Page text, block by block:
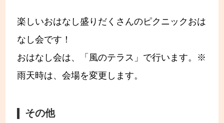
楽しいおはなし盛りだくさんのピクニックおは
なし会です！
おはなし会は、「風のテラス」で行います。※
雨天時は、会場を変更します。
その他